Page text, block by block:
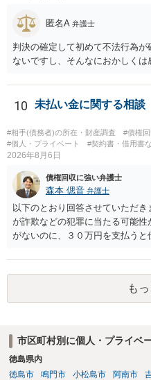
匿名A 弁護士
判決の確定して初めて不法行為
ないですし、そんなにおかしくは
10 未払い金に関する相談
#相手(債務者)の所在・財産調査 #債権
#個人・プライベート
#契約書・借用書
2026年8月6日
債権回収に強い弁護士
森本 偲音 弁護士
以下のとおり回答させていただ
が詐欺などの犯罪に当たる可能
がないのに、３０万円を支払う
段が取れるのか ⇒契約に基づく
とが考えられますが、 パパ活の
であるため、公序良俗に反する
条）となるため、相手方に請求
手続を利用する場合には、原則
いる必要があります。
も
市区町村別に個人・プライベ
徳島県内
徳島市
鳴門市 小松島市 阿南市